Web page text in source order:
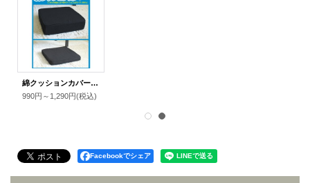
綿クッションカバー 当社製品専用
990円～1,290円(税込)
Facebookでシェア